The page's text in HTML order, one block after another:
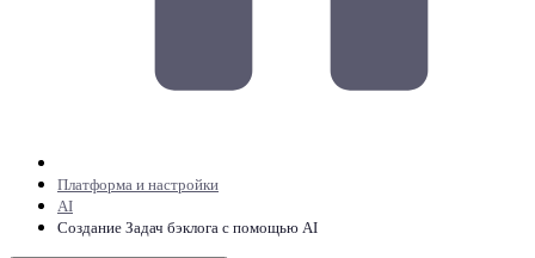
Платформа и настройки
AI
Создание Задач бэклога с помощью AI